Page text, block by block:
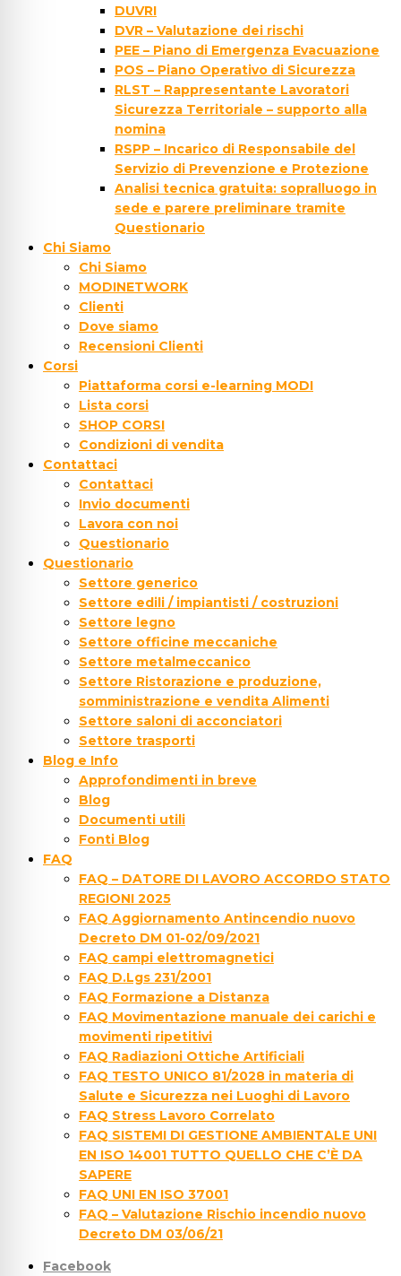
DUVRI
DVR – Valutazione dei rischi
PEE – Piano di Emergenza Evacuazione
POS – Piano Operativo di Sicurezza
RLST – Rappresentante Lavoratori
Sicurezza Territoriale – supporto alla
nomina
RSPP – Incarico di Responsabile del
Servizio di Prevenzione e Protezione
Analisi tecnica gratuita: sopralluogo in
sede e parere preliminare tramite
Questionario
Chi Siamo
Chi Siamo
MODINETWORK
Clienti
Dove siamo
Recensioni Clienti
Corsi
Piattaforma corsi e-learning MODI
Lista corsi
SHOP CORSI
Condizioni di vendita
Contattaci
Contattaci
Invio documenti
Lavora con noi
Questionario
Questionario
Settore generico
Settore edili / impiantisti / costruzioni
Settore legno
Settore officine meccaniche
Settore metalmeccanico
Settore Ristorazione e produzione,
somministrazione e vendita Alimenti
Settore saloni di acconciatori
Settore trasporti
Blog e Info
Approfondimenti in breve
Blog
Documenti utili
Fonti Blog
FAQ
FAQ – DATORE DI LAVORO ACCORDO STATO
REGIONI 2025
FAQ Aggiornamento Antincendio nuovo
Decreto DM 01-02/09/2021
FAQ campi elettromagnetici
FAQ D.Lgs 231/2001
FAQ Formazione a Distanza
FAQ Movimentazione manuale dei carichi e
movimenti ripetitivi
FAQ Radiazioni Ottiche Artificiali
FAQ TESTO UNICO 81/2028 in materia di
Salute e Sicurezza nei Luoghi di Lavoro
FAQ Stress Lavoro Correlato
FAQ SISTEMI DI GESTIONE AMBIENTALE UNI
EN ISO 14001 TUTTO QUELLO CHE C’È DA
SAPERE
FAQ UNI EN ISO 37001
FAQ – Valutazione Rischio incendio nuovo
Decreto DM 03/06/21
Facebook